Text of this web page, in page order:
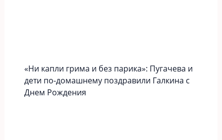
«Ни капли грима и без парика»: Пугачева и
дети по-домашнему поздравили Галкина с
Днем Рождения